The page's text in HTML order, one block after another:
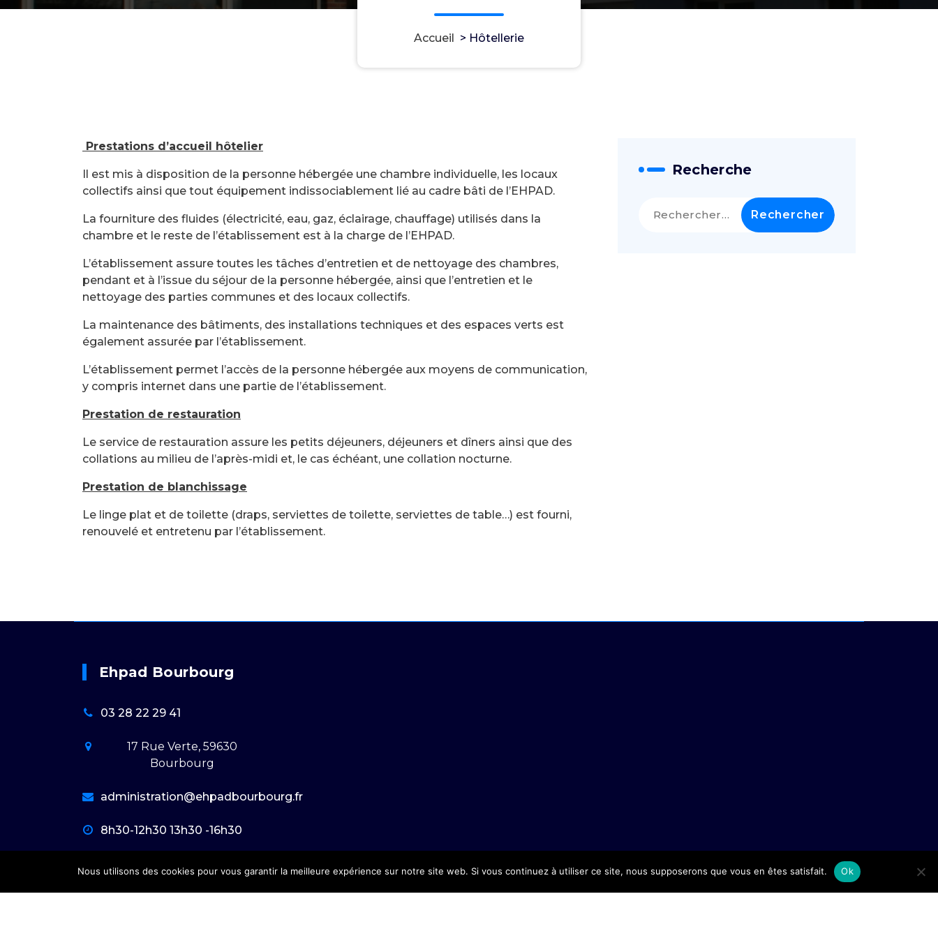
Accueil > Hôtellerie
Prestations d’accueil hôtelier
Il est mis à disposition de la personne hébergée une chambre individuelle, les locaux
collectifs ainsi que tout équipement indissociablement lié au cadre bâti de l’EHPAD.
La fourniture des fluides (électricité, eau, gaz, éclairage, chauffage) utilisés dans la
chambre et le reste de l’établissement est à la charge de l’EHPAD.
L’établissement assure toutes les tâches d’entretien et de nettoyage des chambres,
pendant et à l’issue du séjour de la personne hébergée, ainsi que l’entretien et le
nettoyage des parties communes et des locaux collectifs.
La maintenance des bâtiments, des installations techniques et des espaces verts est
également assurée par l’établissement.
L’établissement permet l’accès de la personne hébergée aux moyens de communication,
y compris internet dans une partie de l’établissement.
Prestation de restauration
Le service de restauration assure les petits déjeuners, déjeuners et dîners ainsi que des
collations au milieu de l’après-midi et, le cas échéant, une collation nocturne.
Prestation de blanchissage
Le linge plat et de toilette (draps, serviettes de toilette, serviettes de table…) est fourni,
renouvelé et entretenu par l’établissement.
Recherche
Ehpad Bourbourg
03 28 22 29 41
17 Rue Verte, 59630
Bourbourg
administration@ehpadbourbourg.fr
8h30-12h30 13h30 -16h30
Nous utilisons des cookies pour vous garantir la meilleure expérience sur notre site web. Si vous continuez à utiliser ce site, nous supposerons que vous en êtes satisfait. Ok